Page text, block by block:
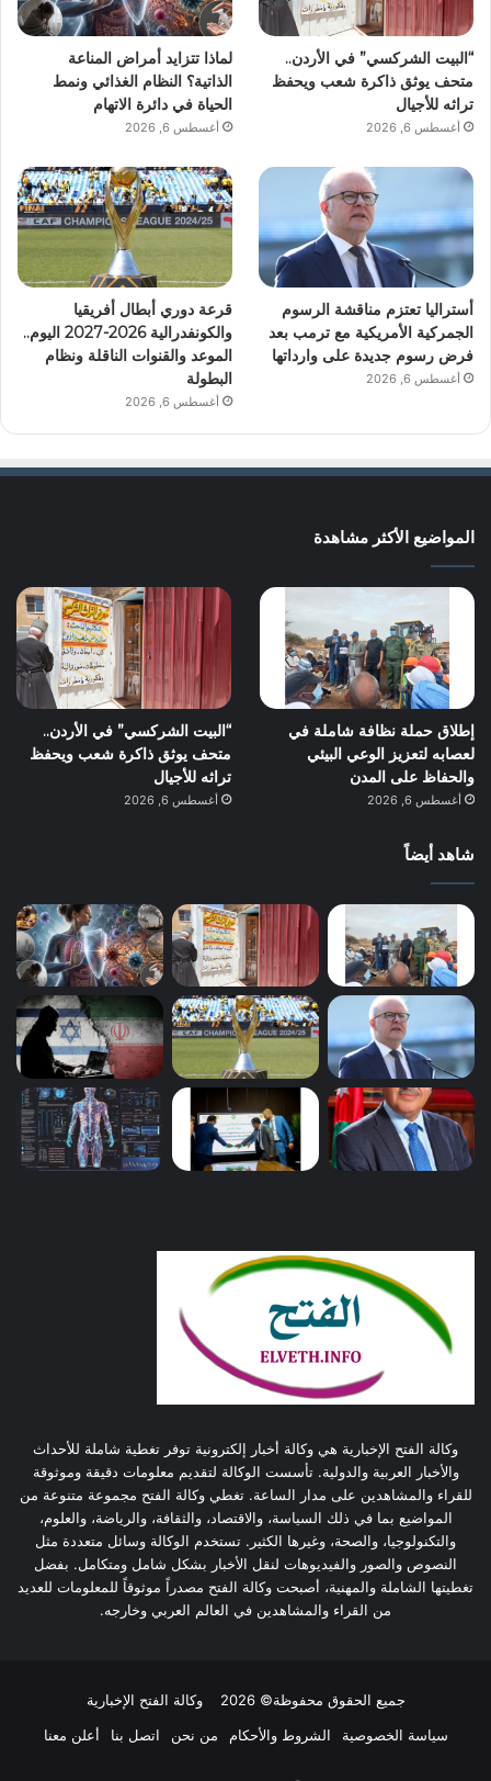
“البيت الشركسي” في الأردن..
متحف يوثق ذاكرة شعب ويحفظ
تراثه للأجيال
أغسطس 6, 2026
لماذا تتزايد أمراض المناعة
الذاتية؟ النظام الغذائي ونمط
الحياة في دائرة الاتهام
أغسطس 6, 2026
أستراليا تعتزم مناقشة الرسوم
الجمركية الأمريكية مع ترمب بعد
فرض رسوم جديدة على وارداتها
أغسطس 6, 2026
قرعة دوري أبطال أفريقيا
والكونفدرالية 2026-2027 اليوم..
الموعد والقنوات الناقلة ونظام
البطولة
أغسطس 6, 2026
المواضيع الأكثر مشاهدة
إطلاق حملة نظافة شاملة في
لعصابه لتعزيز الوعي البيئي
والحفاظ على المدن
أغسطس 6, 2026
“البيت الشركسي” في الأردن..
متحف يوثق ذاكرة شعب ويحفظ
تراثه للأجيال
أغسطس 6, 2026
شاهد أيضاً
وكالة الفتح الإخبارية هي وكالة أخبار إلكترونية توفر تغطية شاملة للأحداث
والأخبار العربية والدولية. تأسست الوكالة لتقديم معلومات دقيقة وموثوقة
للقراء والمشاهدين على مدار الساعة. تغطي وكالة الفتح مجموعة متنوعة من
المواضيع بما في ذلك السياسة، والاقتصاد، والثقافة، والرياضة، والعلوم،
والتكنولوجيا، والصحة، وغيرها الكثير. تستخدم الوكالة وسائل متعددة مثل
النصوص والصور والفيديوهات لنقل الأخبار بشكل شامل ومتكامل. بفضل
تغطيتها الشاملة والمهنية، أصبحت وكالة الفتح مصدراً موثوقاً للمعلومات للعديد
من القراء والمشاهدين في العالم العربي وخارجه.
جميع الحقوق محفوظة© 2026
وكالة الفتح الإخبارية
سياسة الخصوصية
الشروط والأحكام من نحن اتصل بنا أعلن معنا